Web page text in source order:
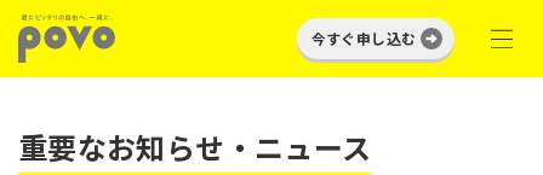
今すぐ申し込む
重要なお知らせ・ニュース